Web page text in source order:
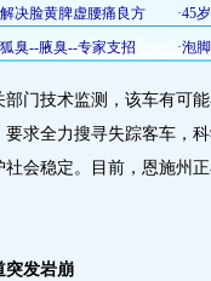
部门技术监测，该车有可
要求全力搜寻失踪客车，
社会稳定。目前，恩施州
发岩崩